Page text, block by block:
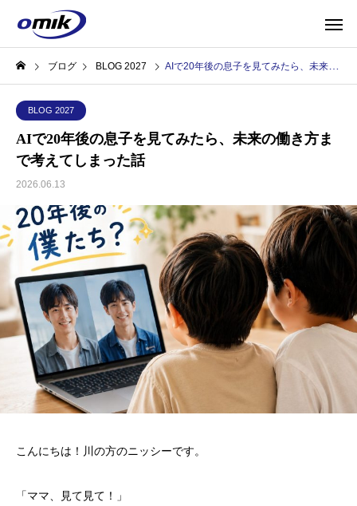
ブログ BLOG 2027 AIで20年後の息子を見てみたら、未来の働き方まで考えてしまった話
BLOG 2027
AIで20年後の息子を見てみたら、未来の働き方ま
で考えてしまった話
2026.06.13
こんにちは！川の方のニッシーです。
「ママ、見て見て！」